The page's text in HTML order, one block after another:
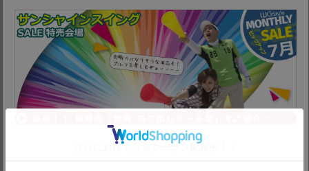
さらにお得！只今クーポン配布中！！